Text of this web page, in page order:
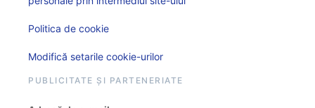
Politica de cookie
Modifică setarile cookie-urilor
PUBLICITATE ȘI PARTENERIATE